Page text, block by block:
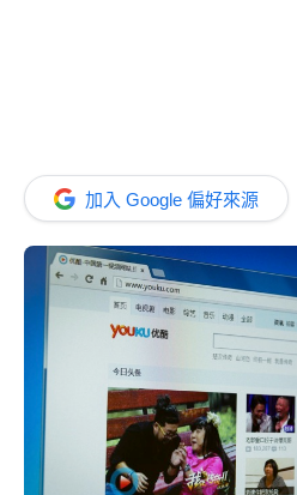
加入 Google 偏好來源